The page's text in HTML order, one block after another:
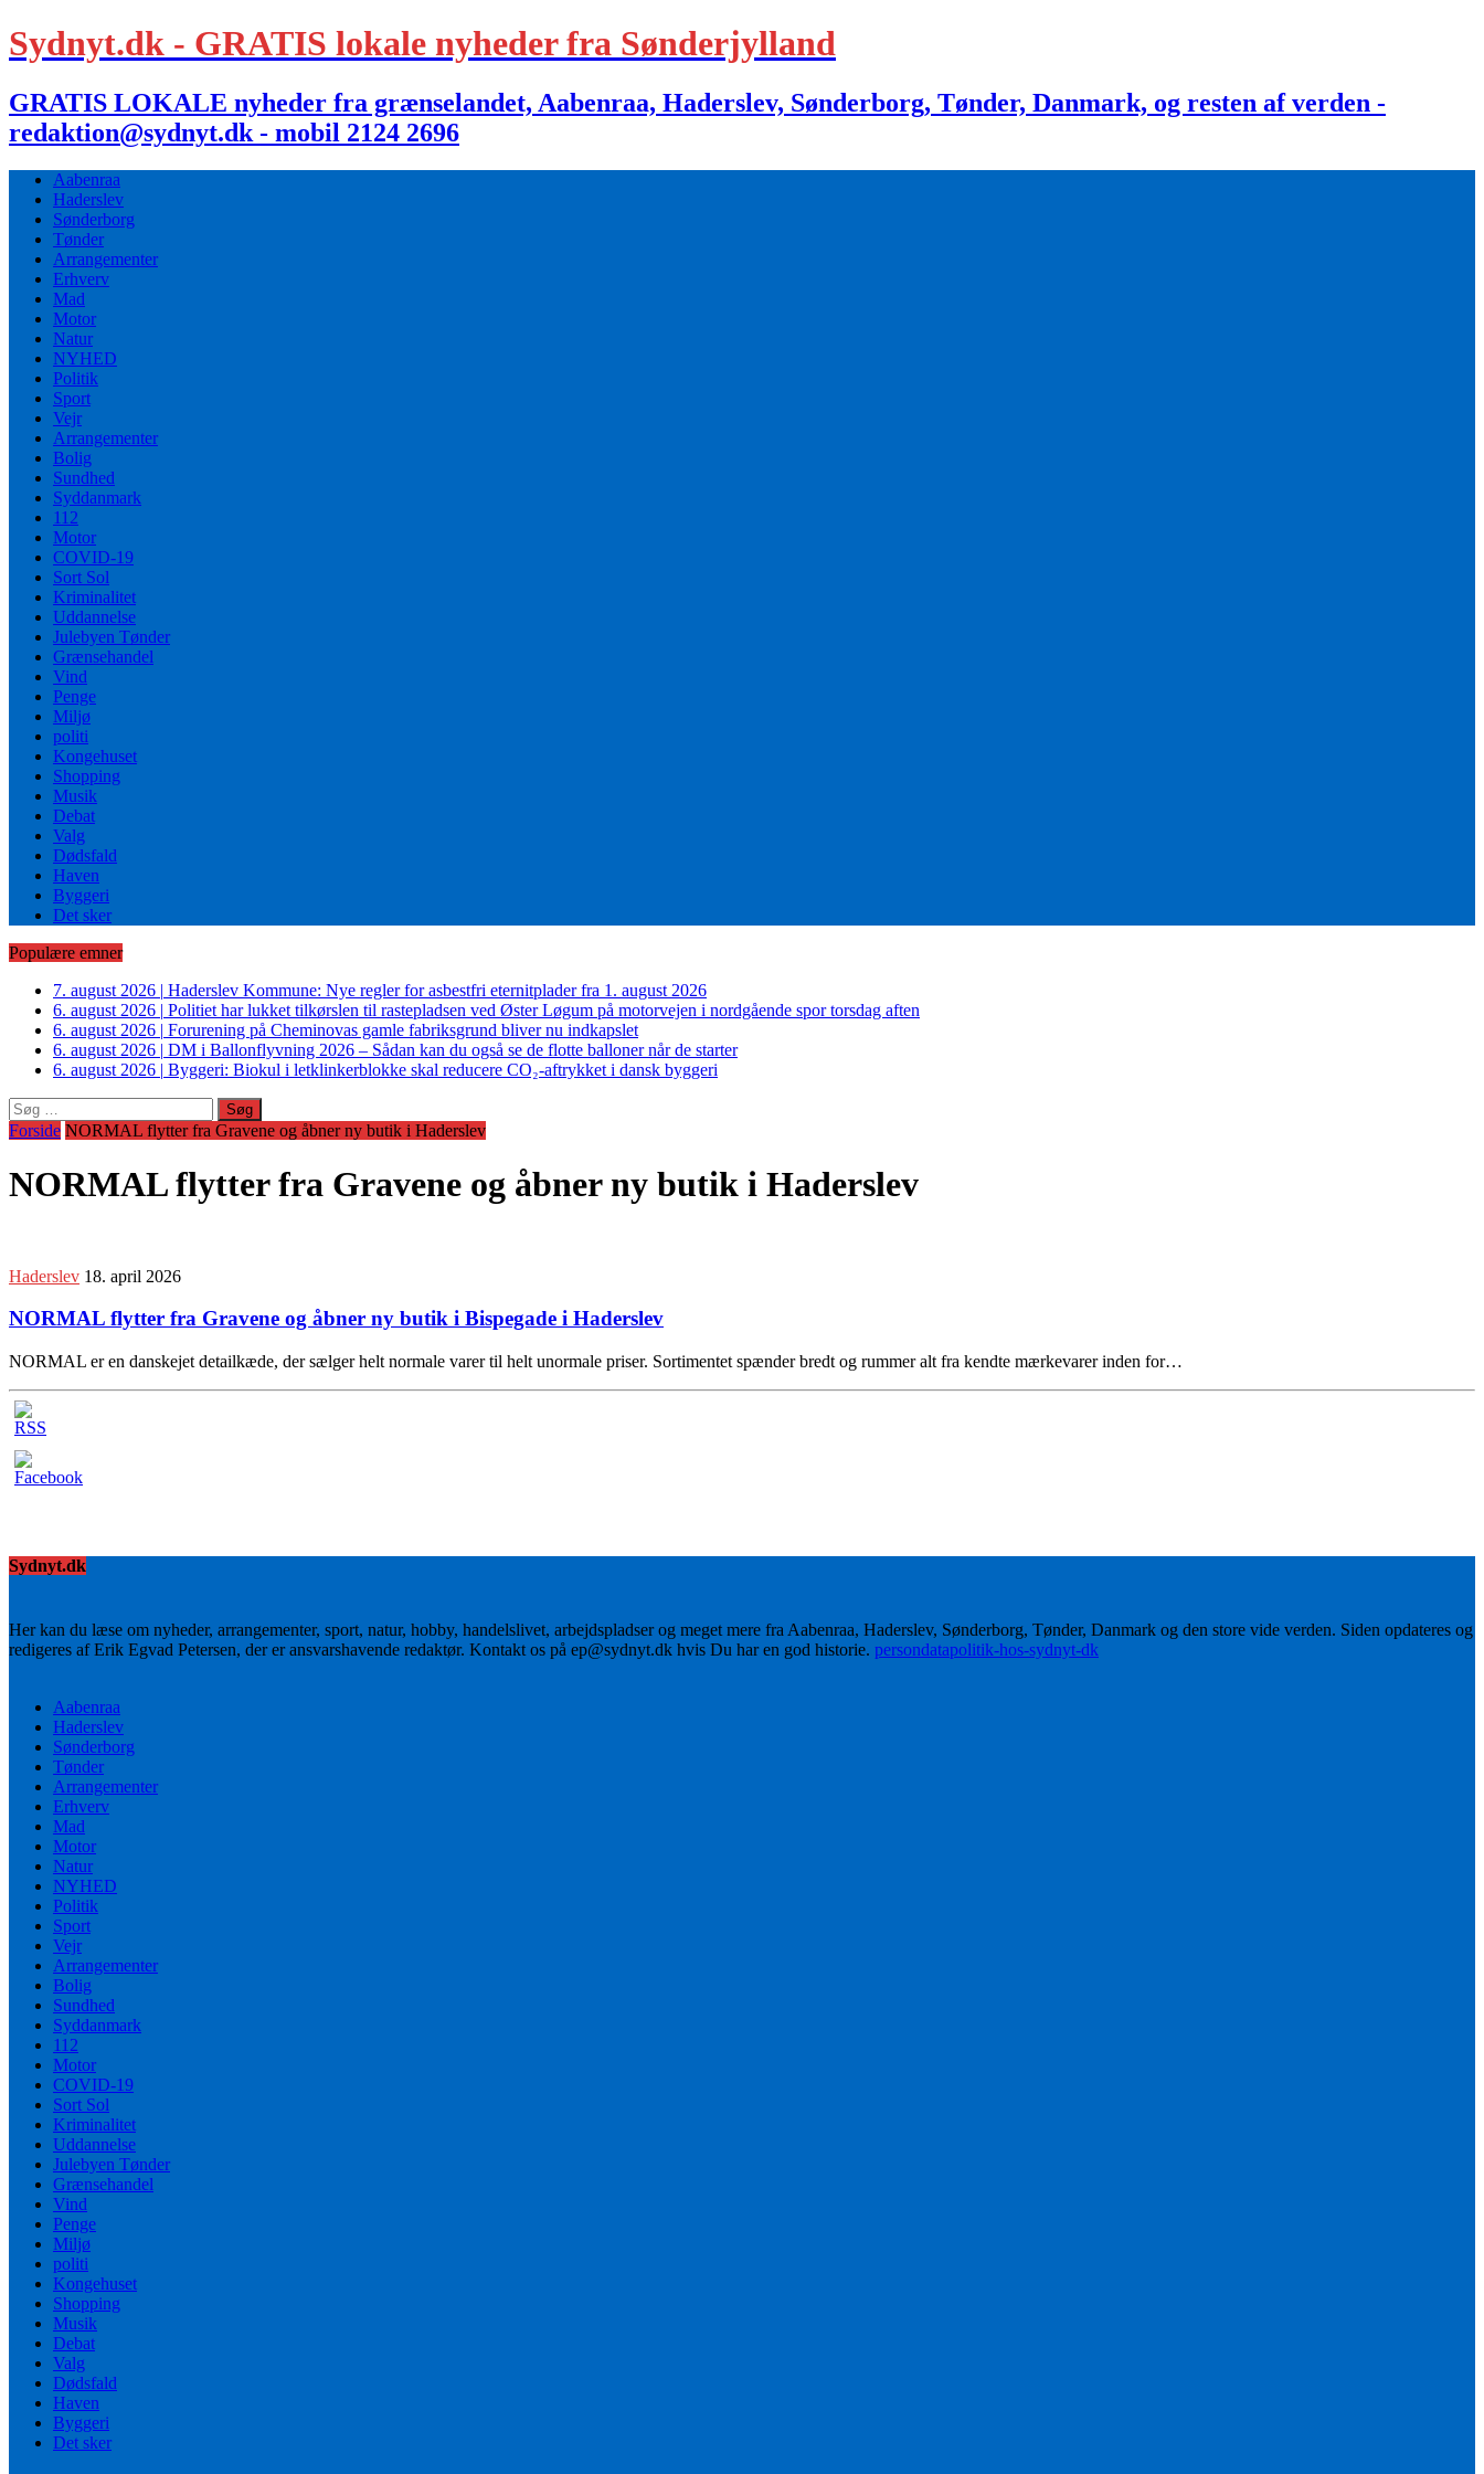
Sydnyt.dk - GRATIS lokale nyheder fra Sønderjylland
GRATIS LOKALE nyheder fra grænselandet, Aabenraa, Haderslev, Sønderborg, Tønder, Danmark, og resten af verden -
redaktion@sydnyt.dk - mobil 2124 2696
Aabenraa
Haderslev
Sønderborg
Tønder
Arrangementer
Erhverv
Mad
Motor
Natur
NYHED
Politik
Sport
Vejr
Arrangementer
Bolig
Sundhed
Syddanmark
112
Motor
COVID-19
Sort Sol
Kriminalitet
Uddannelse
Julebyen Tønder
Grænsehandel
Vind
Penge
Miljø
politi
Kongehuset
Shopping
Musik
Debat
Valg
Dødsfald
Haven
Byggeri
Det sker
Populære emner
7. august 2026 | Haderslev Kommune: Nye regler for asbestfri eternitplader fra 1. august 2026
6. august 2026 | Politiet har lukket tilkørslen til rastepladsen ved Øster Løgum på motorvejen i nordgående spor torsdag aften
6. august 2026 | Forurening på Cheminovas gamle fabriksgrund bliver nu indkapslet
6. august 2026 | DM i Ballonflyvning 2026 – Sådan kan du også se de flotte balloner når de starter
6. august 2026 | Byggeri: Biokul i letklinkerblokke skal reducere CO₂-aftrykket i dansk byggeri
Søg
efter:
Forside NORMAL flytter fra Gravene og åbner ny butik i Haderslev
NORMAL flytter fra Gravene og åbner ny butik i Haderslev
Haderslev 18. april 2026
NORMAL flytter fra Gravene og åbner ny butik i Bispegade i Haderslev
NORMAL er en danskejet detailkæde, der sælger helt normale varer til helt unormale priser. Sortimentet spænder bredt og rummer alt fra kendte mærkevarer inden for…
Sydnyt.dk
Her kan du læse om nyheder, arrangementer, sport, natur, hobby, handelslivet, arbejdspladser og meget mere fra Aabenraa, Haderslev, Sønderborg, Tønder, Danmark og den store vide verden. Siden opdateres og
redigeres af Erik Egvad Petersen, der er ansvarshavende redaktør. Kontakt os på ep@sydnyt.dk hvis Du har en god historie. persondatapolitik-hos-sydnyt-dk
Aabenraa
Haderslev
Sønderborg
Tønder
Arrangementer
Erhverv
Mad
Motor
Natur
NYHED
Politik
Sport
Vejr
Arrangementer
Bolig
Sundhed
Syddanmark
112
Motor
COVID-19
Sort Sol
Kriminalitet
Uddannelse
Julebyen Tønder
Grænsehandel
Vind
Penge
Miljø
politi
Kongehuset
Shopping
Musik
Debat
Valg
Dødsfald
Haven
Byggeri
Det sker